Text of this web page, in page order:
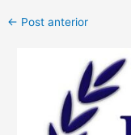
← Post anterior